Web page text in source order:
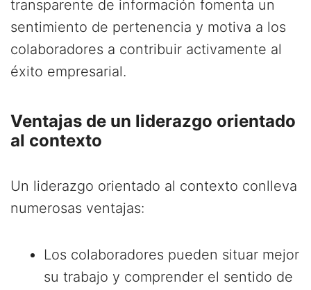
transparente de información fomenta un
sentimiento de pertenencia y motiva a los
colaboradores a contribuir activamente al
éxito empresarial.
Ventajas de un liderazgo orientado
al contexto
Un liderazgo orientado al contexto conlleva
numerosas ventajas:
Los colaboradores pueden situar mejor
su trabajo y comprender el sentido de